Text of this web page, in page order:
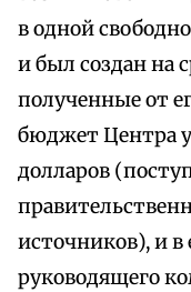
в одной
и был создан на
полученные от
бюджет Центра
долларов
источников), и в
руководящего